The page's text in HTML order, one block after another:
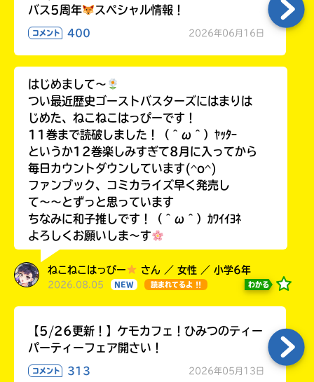
バス5周年
スペシャル情報！
コメント 400 2026年06月16日
はじめまして〜
つい最近歴史ゴーストバスターズにはまりは
じめた、ねこねこはっぴーです！
11巻まで読破しました！（＾ω＾）ﾔｯﾀｰ
というか12巻楽しみすぎて8月に入ってから
毎日カウントダウンしています(^o^)
ファンブック、コミカライズ早く発売し
て〜〜とずっと思っています
ちなみに和子推しです！（＾ω＾）ｶﾜｲｲﾖﾈ
よろしくお願いしま〜す
ねこねこはっぴー さん ／ 女性 ／ 小学6年
2026.08.05 NEW 読まれてるよ !! わかる
【5/26更新！】ケモカフェ！ひみつのティー
パーティーフェア開さい！
コメント 313 2026年05月13日